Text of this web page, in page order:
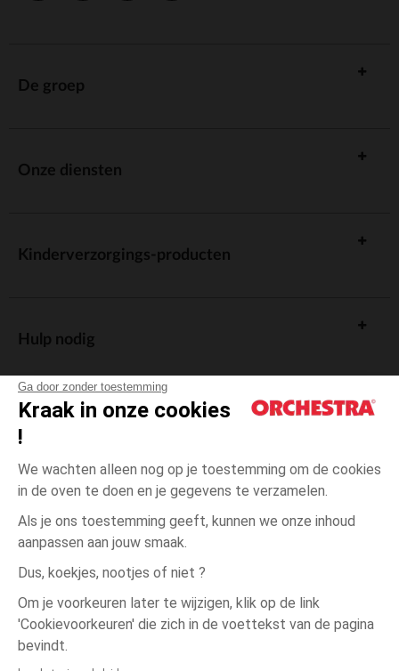
Ga door zonder toestemming
Kraak in onze cookies
!
We wachten alleen nog op je toestemming om de cookies
in de oven te doen en je gegevens te verzamelen.
Als je ons toestemming geeft, kunnen we onze inhoud
aanpassen aan jouw smaak.
Dus, koekjes, nootjes of niet ?
Om je voorkeuren later te wijzigen, klik op de link
'Cookievoorkeuren' die zich in de voettekst van de pagina
bevindt.
Roze Roze
12
De groep
Onze diensten
Kinderverzorgings-producten
Hulp nodig
Algemene verkoopsvoorwaarden
Wettelijke bepalingen
Persoonsgegevens